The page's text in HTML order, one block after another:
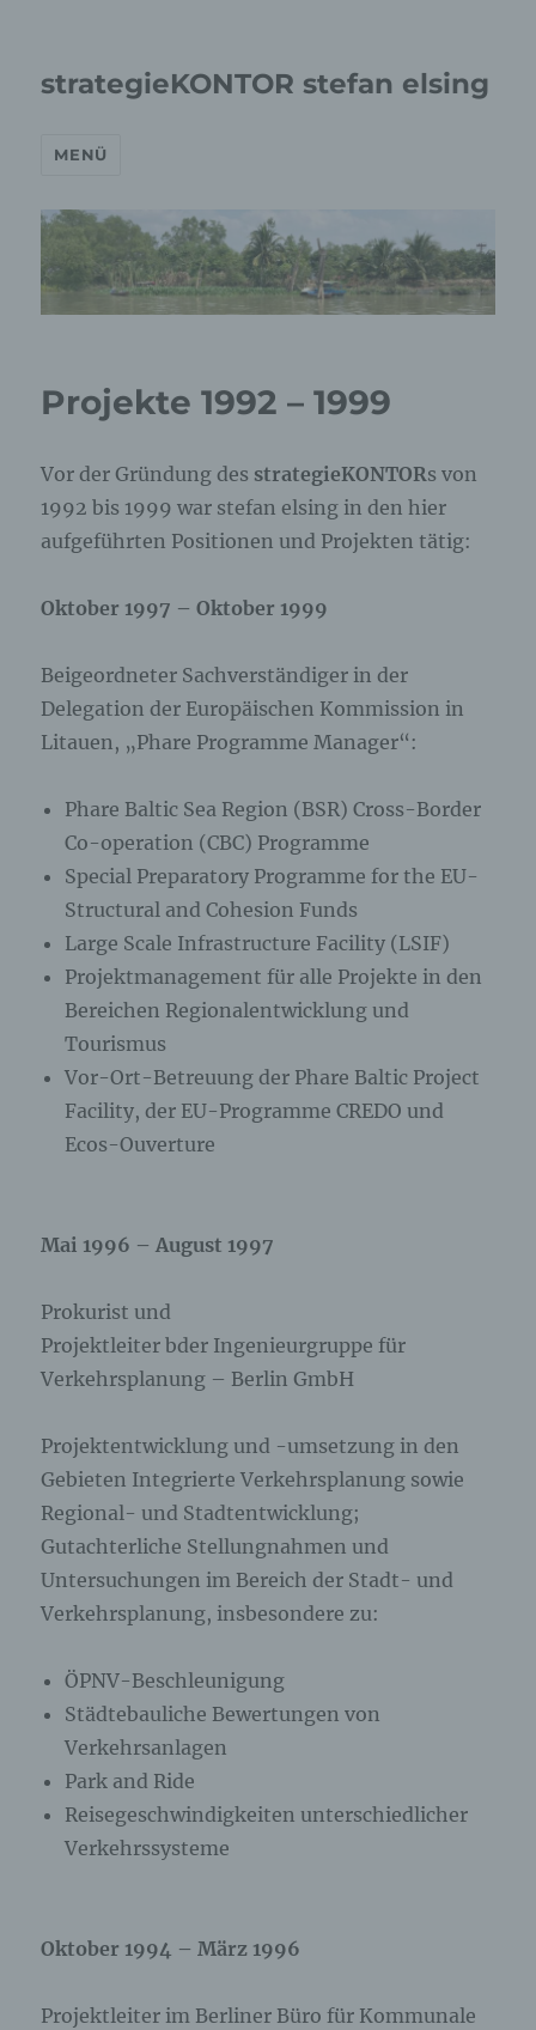
strategieKONTOR stefan elsing
MENÜ
Projekte 1992 – 1999
Vor der Gründung des strategieKONTORs von
1992 bis 1999 war stefan elsing in den hier
aufgeführten Positionen und Projekten tätig:
Oktober 1997 – Oktober 1999
Beigeordneter Sachverständiger in der
Delegation der Europäischen Kommission in
Litauen, „Phare Programme Manager“:
Phare Baltic Sea Region (BSR) Cross-Border
Co-operation (CBC) Programme
Special Preparatory Programme for the EU-
Structural and Cohesion Funds
Large Scale Infrastructure Facility (LSIF)
Projektmanagement für alle Projekte in den
Bereichen Regionalentwicklung und
Tourismus
Vor-Ort-Betreuung der Phare Baltic Project
Facility, der EU-Programme CREDO und
Ecos-Ouverture
Mai 1996 – August 1997
Prokurist und
Projektleiter bder Ingenieurgruppe für
Verkehrsplanung – Berlin GmbH
Projektentwicklung und -umsetzung in den
Gebieten Integrierte Verkehrsplanung sowie
Regional- und Stadtentwicklung;
Gutachterliche Stellungnahmen und
Untersuchungen im Bereich der Stadt- und
Verkehrsplanung, insbesondere zu:
ÖPNV-Beschleunigung
Städtebauliche Bewertungen von
Verkehrsanlagen
Park and Ride
Reisegeschwindigkeiten unterschiedlicher
Verkehrssysteme
Oktober 1994 – März 1996
Projektleiter im Berliner Büro für Kommunale